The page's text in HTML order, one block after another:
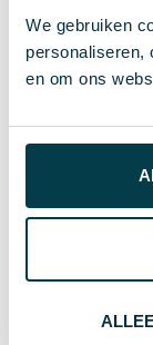
We gebruiken
personaliseren,
en om ons
Maat
Kleur
Wat